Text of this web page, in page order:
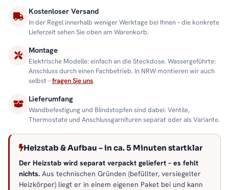
Kostenloser Versand
In der Regel innerhalb weniger Werktage bei Ihnen – die konkrete
Lieferzeit sehen Sie oben am Warenkorb.
Montage
Elektrische Modelle: einfach an die Steckdose. Wassergeführte:
Anschluss durch einen Fachbetrieb. In NRW montieren wir auch
selbst –fragen Sie uns.
Lieferumfang
Wandbefestigung und Blindstopfen sind dabei. Ventile,
Thermostate und Anschlussgarnituren separat oder als Variante.
Heizstab & Aufbau – in ca. 5 Minuten startklar
Der Heizstab wird separat verpackt geliefert – es fehlt
nichts. Aus technischen Gründen (befüllter, versiegelter
Heizkörper) liegt er in einem eigenen Paket bei und kann